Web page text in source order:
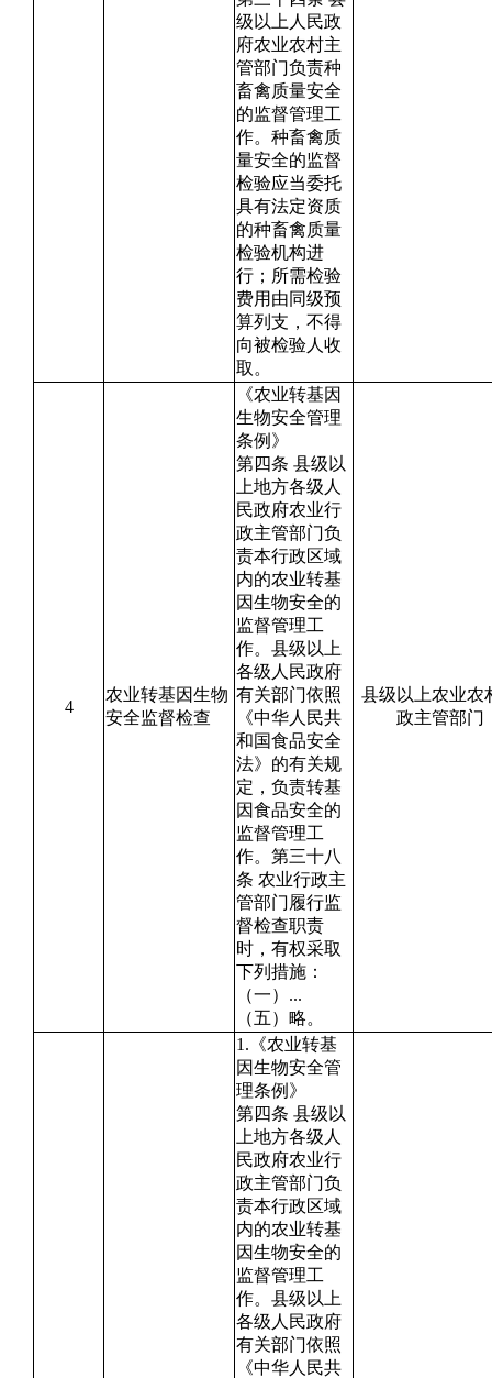
级以上人民政
府农业农村主
管部门负责种
畜禽质量安全
的监督管理工
作。种畜禽质
量安全的监督
检验应当委托
具有法定资质
的种畜禽质量
检验机构进
行；所需检验
费用由同级预
算列支，不得
向被检验人收
取。
4
农业转基因生物
安全监督检查
《农业转基因
生物安全管理
条例》
第四条 县级以
上地方各级人
民政府农业行
政主管部门负
责本行政区域
内的农业转基
因生物安全的
监督管理工
作。县级以上
各级人民政府
有关部门依照
《中华人民共
和国食品安全
法》的有关规
定，负责转基
因食品安全的
监督管理工
作。第三十八
条 农业行政主
管部门履行监
督检查职责
时，有权采取
下列措施：
（一）...
（五）略。
县级以上农业农
政主管部门
1.《农业转基
因生物安全管
理条例》
第四条 县级以
上地方各级人
民政府农业行
政主管部门负
责本行政区域
内的农业转基
因生物安全的
监督管理工
作。县级以上
各级人民政府
有关部门依照
《中华人民共